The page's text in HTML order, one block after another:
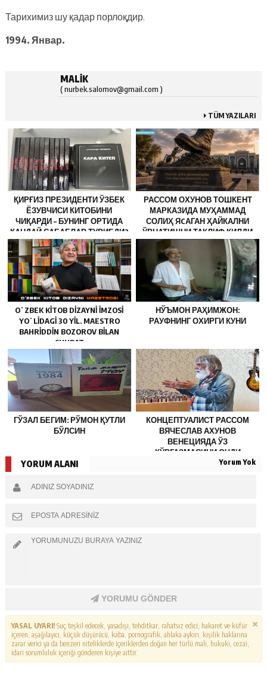
Тарихимиз шу қадар порлоқдир.
1994. Январ.
MALIK
( nurbek.salomov@gmail.com )
TÜM YAZILARI
ҚИРҒИЗ ПРЕЗИДЕНТИ ЎЗБЕК
ЁЗУВЧИСИ КИТОБИНИ
ЧИҚАРДИ – БУНИНГ ОРТИДА
ҚАНДАЙ САБАБЛАР ТУРИБДИ?
РАССОМ ОХУНОВ ТОШКЕНТ
МАРКАЗИДА МУҲАММАД
СОЛИҲ ЯCАГАН ҲАЙКАЛНИ
ЎРНАТИШНИ ТАКЛИФ ҚИЛДИ
OʻZBEK KITOB DIZAYNI IMZOSI
YOʻLIDAGI 30 YIL. MAESTRO
BAHRIDDIN BOZOROV BILAN
SUHBAT
НЎЪМОН РАҲИМЖОН:
РАУФНИНГ ОХИРГИ КУНИ
ГЎЗАЛ БЕГИМ: РЎМОН ҚУТЛИ
БЎЛСИН
КОНЦЕПТУАЛИСТ РАССОМ
ВЯЧЕСЛАВ АХУНОВ
ВЕНЕЦИЯДА ЎЗ
КЎРГАЗМАСИНИ ОЧДИ
YORUM ALANI Yorum Yok
YORUMU GÖNDER
YASAL UYARI!Suç teşkil edecek, yasadışı, tehditkar, rahatsız edici, hakaret ve küfür
içeren, aşağılayıcı, küçük düşürücü, kaba, pornografik, ahlaka aykırı, kişilik haklarına
zarar verici ya da benzeri niteliklerde içeriklerden doğan her türlü mali, hukuki, cezai,
idari sorumluluk içeriği gönderen kişiye aittir.